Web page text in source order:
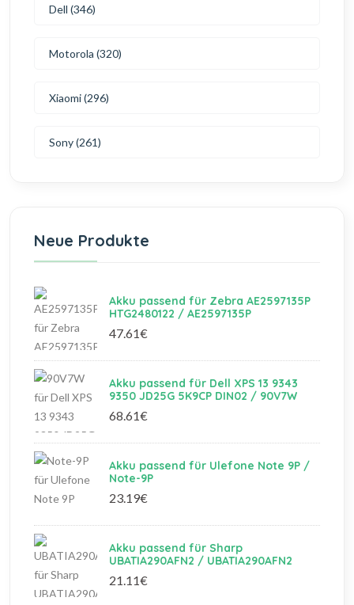
Dell (346)
Motorola (320)
Xiaomi (296)
Sony (261)
Neue Produkte
Akku passend für Zebra AE2597135P
HTG2480122 / AE2597135P
47.61€
Akku passend für Dell XPS 13 9343
9350 JD25G 5K9CP DIN02 / 90V7W
68.61€
Akku passend für Ulefone Note 9P /
Note-9P
23.19€
Akku passend für Sharp
UBATIA290AFN2 / UBATIA290AFN2
21.11€